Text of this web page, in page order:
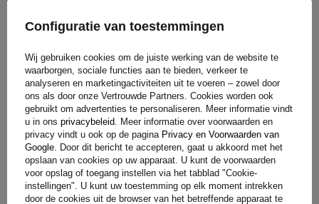
moeilijke weersomstandigheden. Bij machines die op
achterlichten andere bestuurders over de locatie van het
voertuig, waardoor het risico op een botsing tot een
minimum wordt beperkt. Door gebruik te maken van
hoogwaardige achterlichten voldoet u niet alleen aan de
wettelijke eisen, maar verbetert u ook de duurzaamheid en
betrouwbaarheid van uw apparatuur onder zware
bedrijfsomstandigheden.
Configuratie van toestemmingen
Wij gebruiken cookies om de juiste werking van de website te
waarborgen, sociale functies aan te bieden, verkeer te
analyseren en marketingactiviteiten uit te voeren – zowel door
ons als door onze Vertrouwde Partners. Cookies worden ook
gebruikt om advertenties te personaliseren. Meer informatie vindt
u in ons privacybeleid . Meer informatie over voorwaarden en
privacy vindt u ook op de pagina Privacy en Voorwaarden van
Google . Door dit bericht te accepteren, gaat u akkoord met het
opslaan van cookies op uw apparaat. U kunt de voorwaarden
voor opslag of toegang instellen via het tabblad "Cookie-
instellingen". U kunt uw toestemming op elk moment intrekken
door de cookies uit de browser van het betreffende apparaat te